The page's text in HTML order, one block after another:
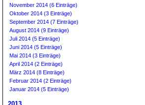
November 2014 (6 Einträge)
Oktober 2014 (3 Einträge)
September 2014 (7 Einträge)
August 2014 (9 Einträge)
Juli 2014 (5 Einträge)
Juni 2014 (5 Einträge)
Mai 2014 (3 Einträge)
April 2014 (2 Einträge)
März 2014 (8 Einträge)
Februar 2014 (2 Einträge)
Januar 2014 (5 Einträge)